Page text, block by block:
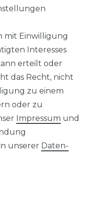
mit Einwilligung
Interesses
erteilt oder
das Recht, nicht
zu einem
oder zu
Impressum und
unserer Daten­